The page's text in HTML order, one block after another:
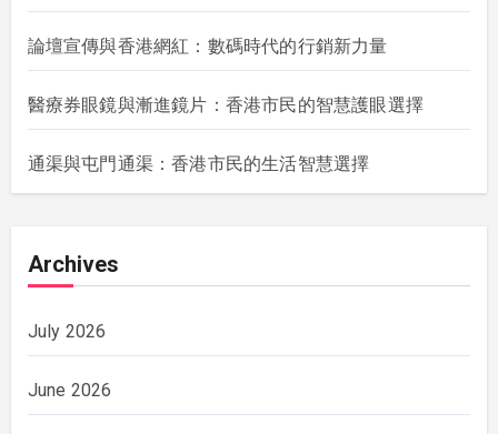
論壇宣傳與香港網紅：數碼時代的行銷新力量
醫療券眼鏡與漸進鏡片：香港市民的智慧護眼選擇
通渠與屯門通渠：香港市民的生活智慧選擇
Archives
July 2026
June 2026